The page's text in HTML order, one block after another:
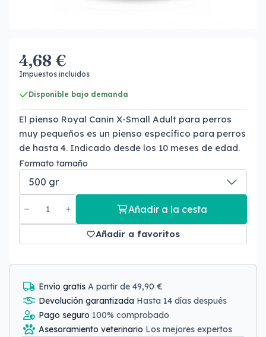
4,68 €
Impuestos incluidos
Disponible bajo demanda
El pienso Royal Canin X-Small Adult para perros
muy pequeños es un pienso específico para perros
de hasta 4. Indicado desde los 10 meses de edad.
Formato tamaño
Añadir a la cesta
Añadir a favoritos
Envío gratis A partir de 49,90 €
Devolución garantizada Hasta 14 días después
Pago seguro 100% comprobado
Asesoramiento veterinario Los mejores expertos